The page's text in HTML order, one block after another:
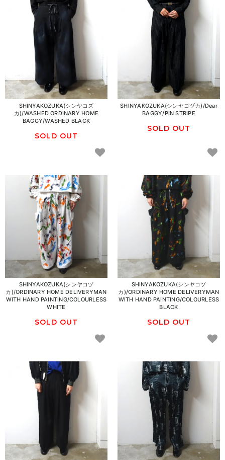
SHINYAKOZUKA(シンヤコズ
カ)/WASHED ORDINARY HOME
BAGGY/WASHED BLACK
SOLD OUT
SHINYAKOZUKA(シンヤコヅカ)/Dear
BAGGY/PIN STRIPE
SOLD OUT
SHINYAKOZUKA(シンヤコヅ
カ)/ORDINARY HOME DELIVERYMAN
WITH HAND PAINTING/COLOURLESS
WHITE
SOLD OUT
SHINYAKOZUKA(シンヤコヅ
カ)/ORDINARY HOME DELIVERYMAN
WITH HAND PAINTING/COLOURLESS
BLACK
SOLD OUT